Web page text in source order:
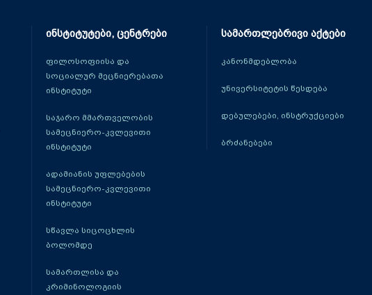
ინსტიტუტები, ცენტრები
ფილოსოფიისა და
სოციალურ მეცნიერებათა
ინსტიტუტი
საჯარო მმართველობის
სამეცნიერო-კვლევითი
ინსტიტუტი
ადამიანის უფლებების
სამეცნიერო-კვლევითი
ინსტიტუტი
სწავლა სიცოცხლის
ბოლომდე
სამართლისა და
კრიმინოლოგიის
სამართლებრივი აქტები
კანონმდებლობა
უნივერსიტეტის წესდება
დებულებები, ინსტრუქციები
ბრძანებები